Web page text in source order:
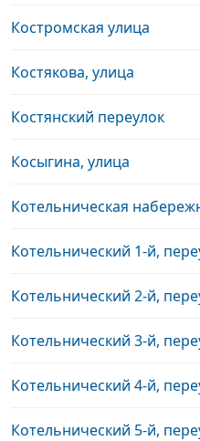
Костромская улица
Костякова, улица
Костянский переулок
Косыгина, улица
Котельническая
Котельнический 1-й,
Котельнический 2-й,
Котельнический 3-й,
Котельнический 4-й,
Котельнический 5-й,